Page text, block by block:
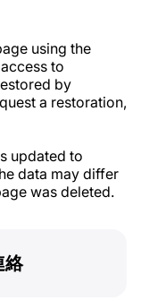
using the
to
by
a restoration,
updated to
data may differ
was deleted.
絡